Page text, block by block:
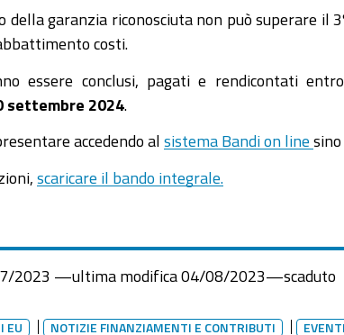
della garanzia riconosciuta non può superare il
costi.
essere conclusi, pagati e rendicontati
settembre 2024
accedendo al sistema Bandi on line sino
scaricare il bando integrale.
2023 —ultima modifica 04/08/2023—scaduto
EU NOTIZIE FINANZIAMENTI E CONTRIBUTI